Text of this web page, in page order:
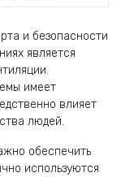
и безопасности
является
имеет
влияет
людей.
обеспечить
используются